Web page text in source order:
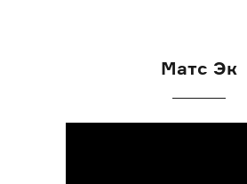
Матс Эк